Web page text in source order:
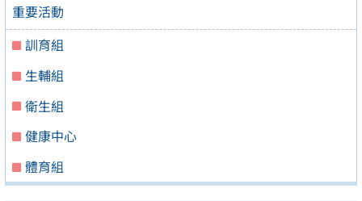
重要活動
訓育組
生輔組
衛生組
健康中心
體育組